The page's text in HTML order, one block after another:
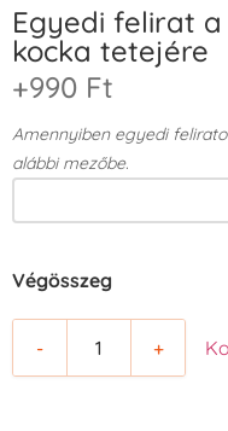
Egyedi felirat
kocka tetejére
+990 Ft
Amennyiben egyedi
alábbi mezőbe.
Végösszeg
- +